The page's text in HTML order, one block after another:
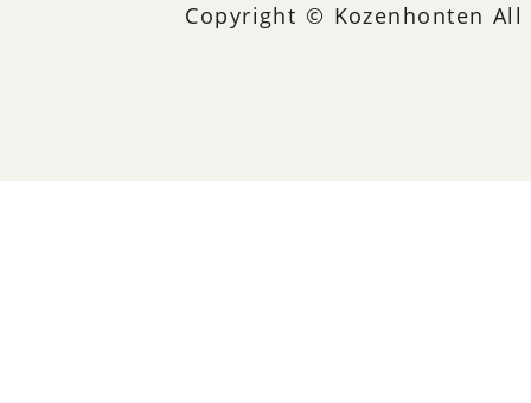
Copyright © Kozenhonten All